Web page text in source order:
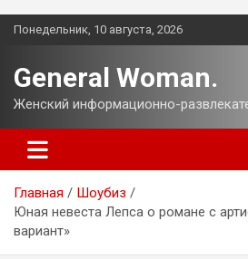
Перейти
Понедельник, 10 августа, 2026
General Woman.
Женский информационно-
Главная
Шоубиз
Юная невеста Лепса о романе с
вариант»